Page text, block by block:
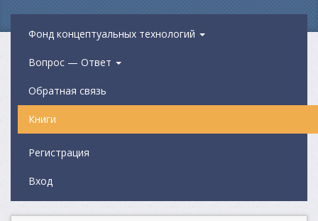
Фонд концептуальных технологий
Вопрос — Ответ
Обратная связь
Книги
Регистрация
Вход